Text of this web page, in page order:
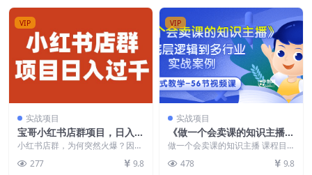
VIP
实战项目
宝哥小红书店群项目，日入过
千（图文教程）【揭秘】
小红书店群，为何突然火爆？因为
活2亿，拥有4300...
277 9.8
VIP
实战项目
《做一个会卖课的知识主播》
从底层逻辑到多行业实战案例
学院式教学-56节课
做一个会卖课的知识主播 课程目
播的变现之路...
478 9.8